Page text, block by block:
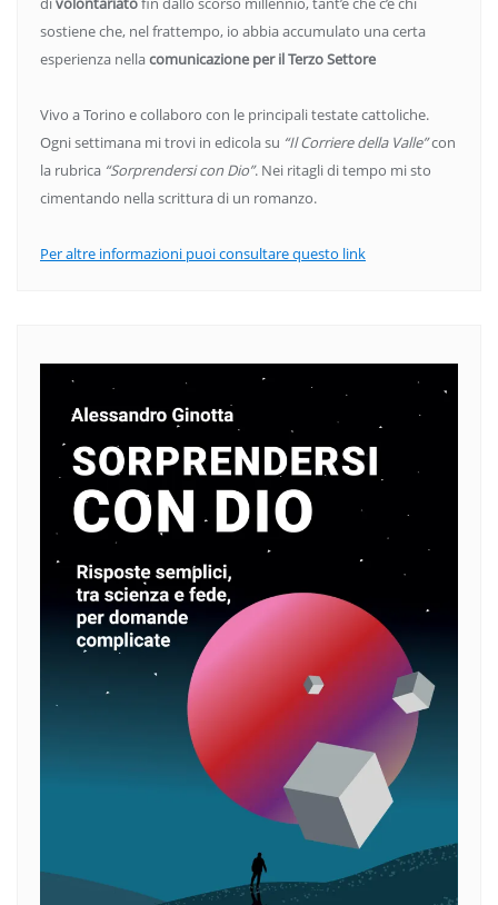
sostiene che, nel frattempo, io abbia accumulato una certa
esperienza nellacomunicazione per il Terzo Settore
Vivo a Torino e collaboro con le principali testate cattoliche.
Ogni settimana mi trovi in edicola su “Il Corriere della Valle”con
la rubrica “Sorprendersi con Dio”. Nei ritagli di tempo mi sto
cimentando nella scrittura di un romanzo.
Per altre informazioni puoi consultare questo link